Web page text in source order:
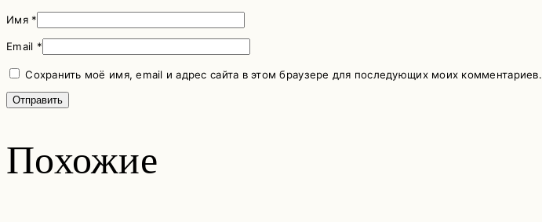
Имя *
Email *
Сохранить моё имя, email и адрес сайта в этом браузере для последующих моих комментариев.
Похожие